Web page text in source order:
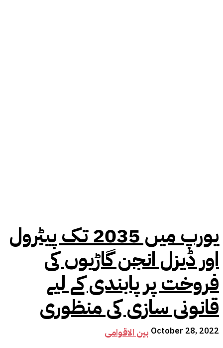
یورپ میں 2035 تک پیٹرول
اور ڈیزل انجن گاڑیوں کی
فروخت پر پابندی کے لیے
قانونی سازی کی منظوری
بین الاقوامی October 28, 2022